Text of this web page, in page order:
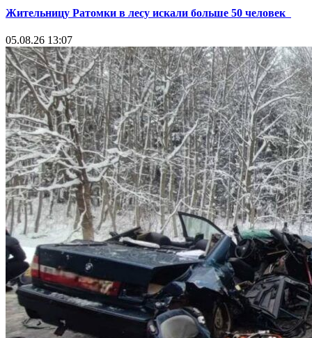
Жительницу Ратомки в лесу искали больше 50 человек
05.08.26 13:07